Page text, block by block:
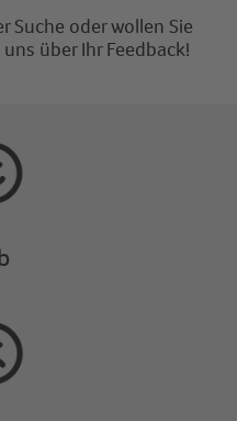
Suche oder wollen Sie
über Ihr Feedback!